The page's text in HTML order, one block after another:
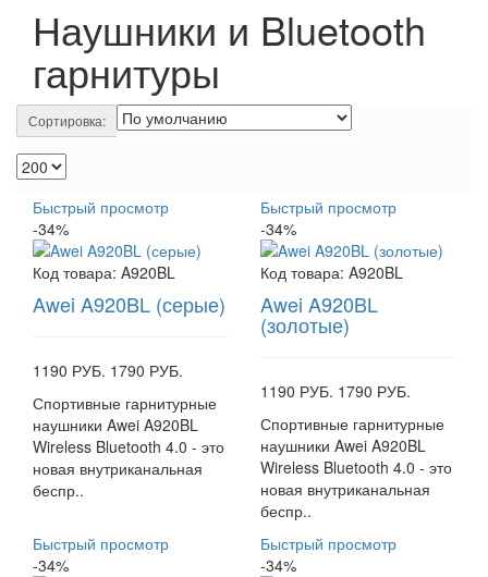
Наушники и Bluetooth
гарнитуры
Сортировка:
Быстрый просмотр
-34%
Код товара: A920BL
Awei A920BL (серые)
1190 РУБ. 1790 РУБ.
Спортивные гарнитурные
наушники Awei A920BL
Wireless Bluetooth 4.0 - это
новая внутриканальная
беспр..
Быстрый просмотр
-34%
Код товара: A920BL
Awei A920BL
(золотые)
1190 РУБ. 1790 РУБ.
Спортивные гарнитурные
наушники Awei A920BL
Wireless Bluetooth 4.0 - это
новая внутриканальная
беспр..
Быстрый просмотр
-34%
Быстрый просмотр
-34%